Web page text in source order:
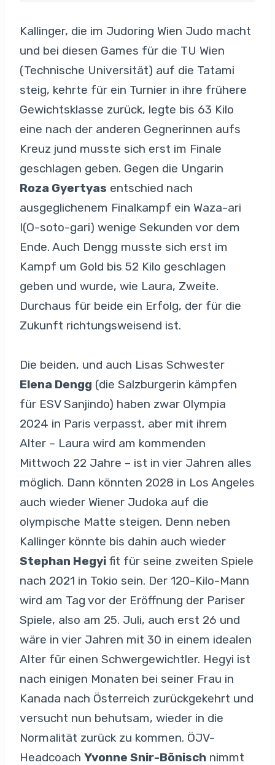
Kallinger, die im Judoring Wien Judo macht
und bei diesen Games für die TU Wien
(Technische Universität) auf die Tatami
steig, kehrte für ein Turnier in ihre frühere
Gewichtsklasse zurück, legte bis 63 Kilo
eine nach der anderen Gegnerinnen aufs
Kreuz jund musste sich erst im Finale
geschlagen geben. Gegen die Ungarin
Roza Gyertyas entschied nach
ausgeglichenem Finalkampf ein Waza-ari
I(O-soto-gari) wenige Sekunden vor dem
Ende. Auch Dengg musste sich erst im
Kampf um Gold bis 52 Kilo geschlagen
geben und wurde, wie Laura, Zweite.
Durchaus für beide ein Erfolg, der für die
Zukunft richtungsweisend ist.
Die beiden, und auch Lisas Schwester
Elena Dengg (die Salzburgerin kämpfen
für ESV Sanjindo) haben zwar Olympia
2024 in Paris verpasst, aber mit ihrem
Alter – Laura wird am kommenden
Mittwoch 22 Jahre – ist in vier Jahren alles
möglich. Dann könnten 2028 in Los Angeles
auch wieder Wiener Judoka auf die
olympische Matte steigen. Denn neben
Kallinger könnte bis dahin auch wieder
Stephan Hegyi fit für seine zweiten Spiele
nach 2021 in Tokio sein. Der 120-Kilo-Mann
wird am Tag vor der Eröffnung der Pariser
Spiele, also am 25. Juli, auch erst 26 und
wäre in vier Jahren mit 30 in einem idealen
Alter für einen Schwergewichtler. Hegyi ist
nach einigen Monaten bei seiner Frau in
Kanada nach Österreich zurückgekehrt und
versucht nun behutsam, wieder in die
Normalität zurück zu kommen. ÖJV-
Headcoach Yvonne Snir-Bönisch nimmt